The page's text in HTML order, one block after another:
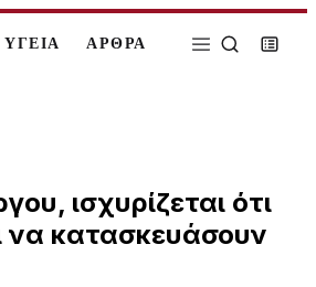
ΥΓΕΙΑ ΑΡΘΡΑ
ισχυρίζεται ότι
να κατασκευάσουν